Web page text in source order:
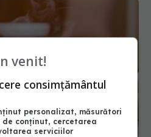
venit!
consimțământul
personalizat, măsurători
conținut, cercetarea
serviciilor